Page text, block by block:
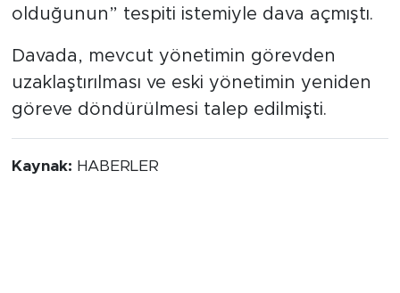
olduğunun” tespiti istemiyle dava açmıştı.
Davada, mevcut yönetimin görevden
uzaklaştırılması ve eski yönetimin yeniden
göreve döndürülmesi talep edilmişti.
Kaynak: HABERLER